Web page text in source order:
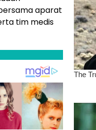
aparat
tim medis